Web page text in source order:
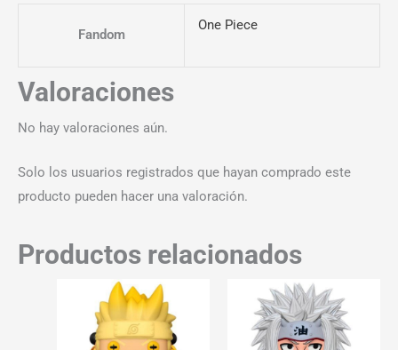
Fandom
One Piece
Valoraciones
No hay valoraciones aún.
Solo los usuarios registrados que hayan comprado este
producto pueden hacer una valoración.
Productos relacionados